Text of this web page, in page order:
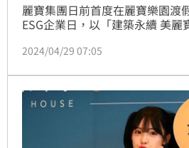
麗寶集團日前首度在麗寶樂園渡
ESG企業日，以「建築永續 美麗
示2050年達到淨零排放。(陳韋帆)
2024/04/29 07:05